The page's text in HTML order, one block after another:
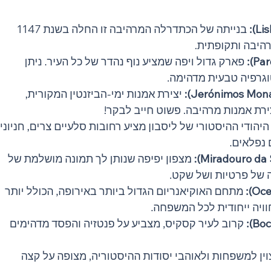
ותקופתית.
פארק גדול ויפה שמציע נוף נהדר של כל העיר. ניתן
טבעית מדהימה.
יצירת אמנות ימי-הביזנטין המקורית,
אמנות מרהיבה. פשוט חייב לבקר!
ההיסטורי של ליסבון מציע רחובות סלעיים צרים, חניוני
נפלאים.
מצפון יפיפה שנותן לך תמונה מושלמת של
של פרטיות ושל שקט.
מתחם האוקיאנריום הגדול ביותר באירופה, הכולל יותר
קרוב לעיר קסקיס, מצביע על פנטזיה והפסד מדהימים
למשפחות ולאוהבי יסודות ההיסטוריה, מצופה על קצה